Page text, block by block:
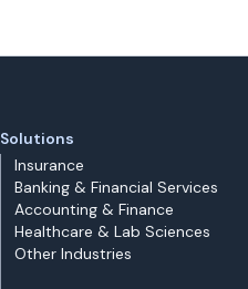
Solutions
Insurance
Banking & Financial Services
Accounting & Finance
Healthcare & Lab Sciences
Other Industries